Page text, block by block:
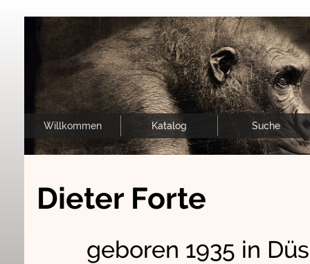
Willkommen Katalog Suche
Dieter Forte
geboren 1935 in